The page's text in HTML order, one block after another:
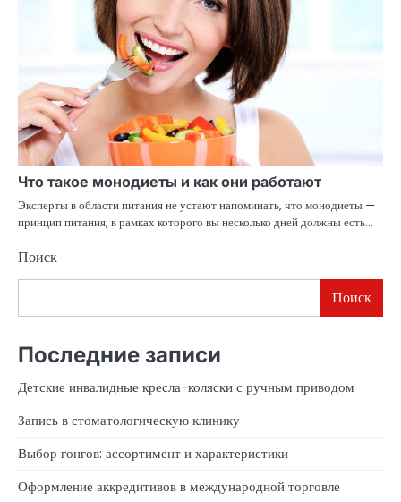
Что такое монодиеты и как они работают
Эксперты в области питания не устают напоминать, что монодиеты —
принцип питания, в рамках которого вы несколько дней должны есть…
Поиск
Поиск
Последние записи
Детские инвалидные кресла-коляски с ручным приводом
Запись в стоматологическую клинику
Выбор гонгов: ассортимент и характеристики
Оформление аккредитивов в международной торговле